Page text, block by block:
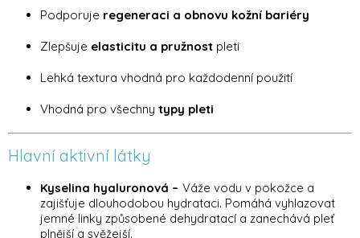
Podporuje regeneraci a obnovu kožní bariéry
Zlepšuje elasticitu a pružnost pleti
Lehká textura vhodná pro každodenní použití
Vhodná pro všechny typy pleti
Hlavní aktivní látky
Kyselina hyaluronová – Váže vodu v pokožce a
zajišťuje dlouhodobou hydrataci. Pomáhá vyhlazovat
jemné linky způsobené dehydratací a zanechává pleť
plnější a svěžejší.